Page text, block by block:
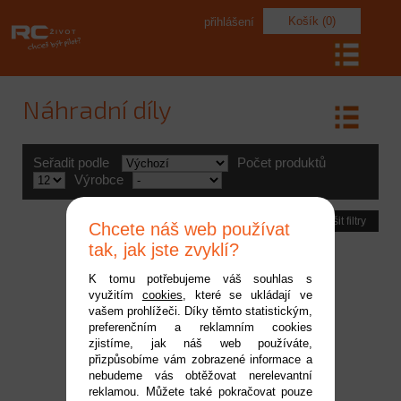
Košík (0)
přihlášení
Náhradní díly
Seřadit podle
Počet produktů
Výrobce
Zrušit filtry
Castle ventilátor
Chcete náš web používat
tak, jak jste zvyklí?
K tomu potřebujeme váš souhlas s
využitím cookies, které se ukládají ve
vašem prohlížeči. Díky těmto statistickým,
preferenčním a reklamním cookies
zjistíme, jak náš web používáte,
přizpůsobíme vám zobrazené informace a
nebudeme vás obtěžovat nerelevantní
reklamou. Můžete také pokračovat pouze